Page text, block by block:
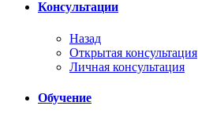
Консультации
Назад
Открытая консультация
Личная консультация
Обучение